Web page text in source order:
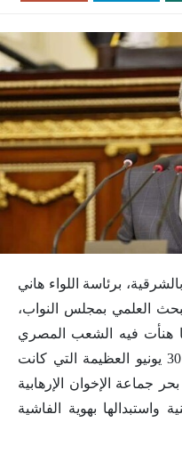
برئاسة اللواء هاني
العلمي بمجلس النواب،
هنأت فيه الشعب المصري
بمناسبة مرور 7 أعوام على ثورة 30 يونيو العظيمة التي كانت
جماعة الإخوان الإرهابية
واستبدالها بهوية الفاشية